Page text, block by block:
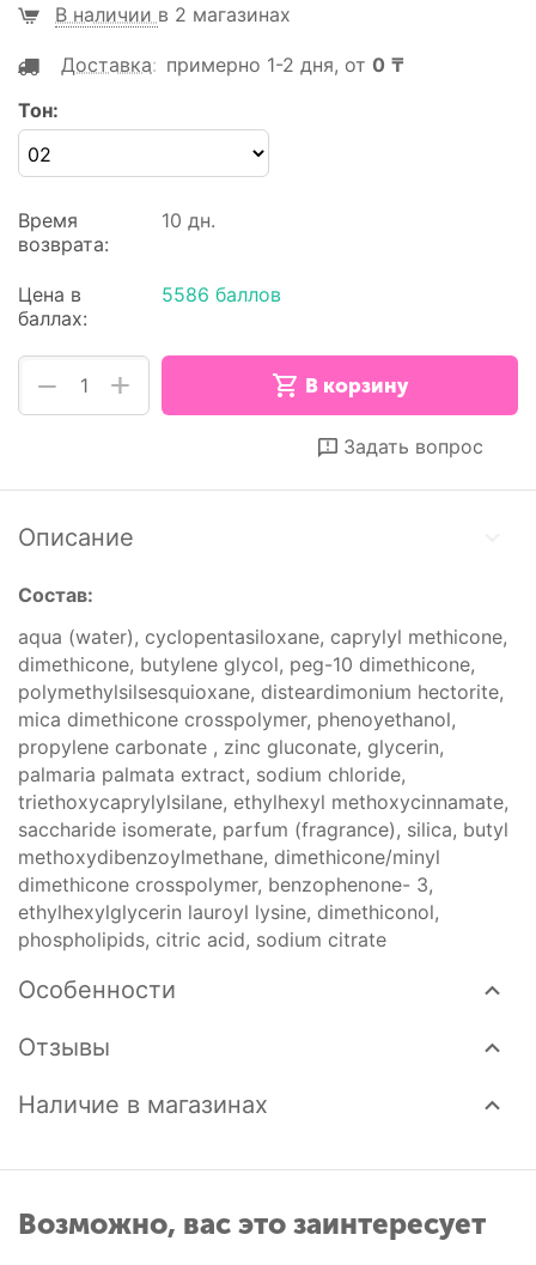
В наличии в 2 магазинах
Доставка: примерно 1-2 дня, от 0 ₸
Тон:
Время
возврата:
10 дн.
Цена в
баллах:
5586 баллов
+
− В корзину
Задать вопрос
Описание
Состав:
aqua (water), cyclopentasiloxane, caprylyl methicone,
dimethicone, butylene glycol, peg-10 dimethicone,
polymethylsilsesquioxane, disteardimonium hectorite,
mica dimethicone crosspolymer, phenoyethanol,
propylene carbonate , zinc gluconate, glycerin,
palmaria palmata extract, sodium chloride,
triethoxycaprylylsilane, ethylhexyl methoxycinnamate,
saccharide isomerate, parfum (fragrance), silica, butyl
methoxydibenzoylmethane, dimethicone/minyl
dimethicone crosspolymer, benzophenone- 3,
ethylhexylglycerin lauroyl lysine, dimethiconol,
phospholipids, citric acid, sodium citrate
Особенности
Отзывы
Наличие в магазинах
Возможно, вас это заинтересует